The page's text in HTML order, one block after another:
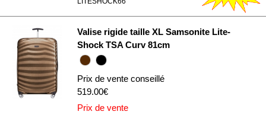
Valise rigide taille XL Samsonite Lite-
Shock TSA Curv 81cm
Prix de vente conseillé
519.00€
Prix de vente